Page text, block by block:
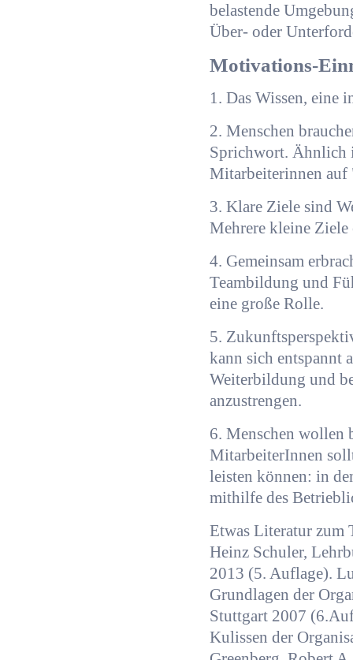
belastende
Über- oder
Motivations-
1. Das Wissen, eine
2. Menschen
Sprichwort. Ähnlich
Mitarbeiterinnen auf
3. Klare Ziele sind
Mehrere kleine Ziele
4. Gemeinsam
Teambildung und
eine große Rolle.
5.
kann sich entspannt
Weiterbildung und
anzustrengen.
6. Menschen wollen
MitarbeiterInnen
leisten können: in
mithilfe des
Etwas Literatur zum
Heinz Schuler,
2013 (5. Auflage).
Grundlagen der
Stuttgart 2007
Kulissen der